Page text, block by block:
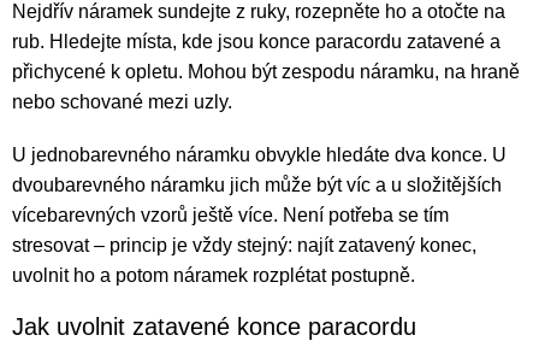
Nejdřív náramek sundejte z ruky, rozepněte ho a otočte na
rub. Hledejte místa, kde jsou konce paracordu zatavené a
přichycené k opletu. Mohou být zespodu náramku, na hraně
nebo schované mezi uzly.
U jednobarevného náramku obvykle hledáte dva konce. U
dvoubarevného náramku jich může být víc a u složitějších
vícebarevných vzorů ještě více. Není potřeba se tím
stresovat – princip je vždy stejný: najít zatavený konec,
uvolnit ho a potom náramek rozplétat postupně.
Jak uvolnit zatavené konce paracordu